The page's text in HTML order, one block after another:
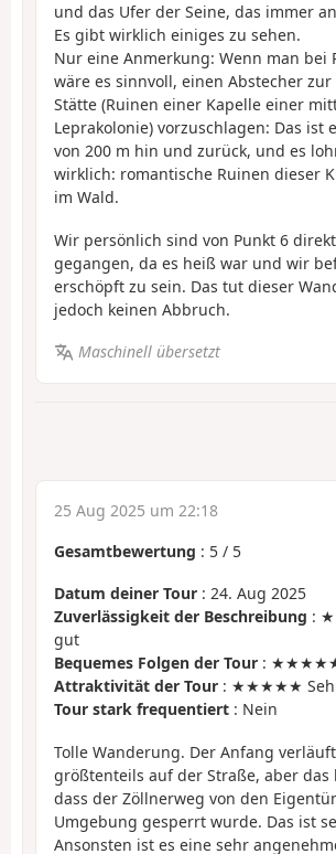
und das Ufer der Seine, das immer
Es gibt wirklich einiges zu sehen.
Nur eine Anmerkung: Wenn man bei
wäre es sinnvoll, einen Abstecher zur
Stätte (Ruinen einer Kapelle einer
Leprakolonie) vorzuschlagen: Das ist
von 200 m hin und zurück, und es
wirklich: romantische Ruinen dieser
im Wald.
Wir persönlich sind von Punkt 6
gegangen, da es heiß war und wir
erschöpft zu sein. Das tut dieser
jedoch keinen Abbruch.
Maschinell übersetzt
25 Aug 2025 um 22:18
Gesamtbewertung : 5 / 5
Datum deiner Tour : 24. Aug 2025
Zuverlässigkeit der Beschreibung :
gut
Bequemes Folgen der Tour : ★★★★★
Attraktivität der Tour : ★★★★★
Tour stark frequentiert : Nein
Tolle Wanderung. Der Anfang
größtenteils auf der Straße, aber das
dass der Zöllnerweg von den
Umgebung gesperrt wurde. Das ist
Ansonsten ist es eine sehr